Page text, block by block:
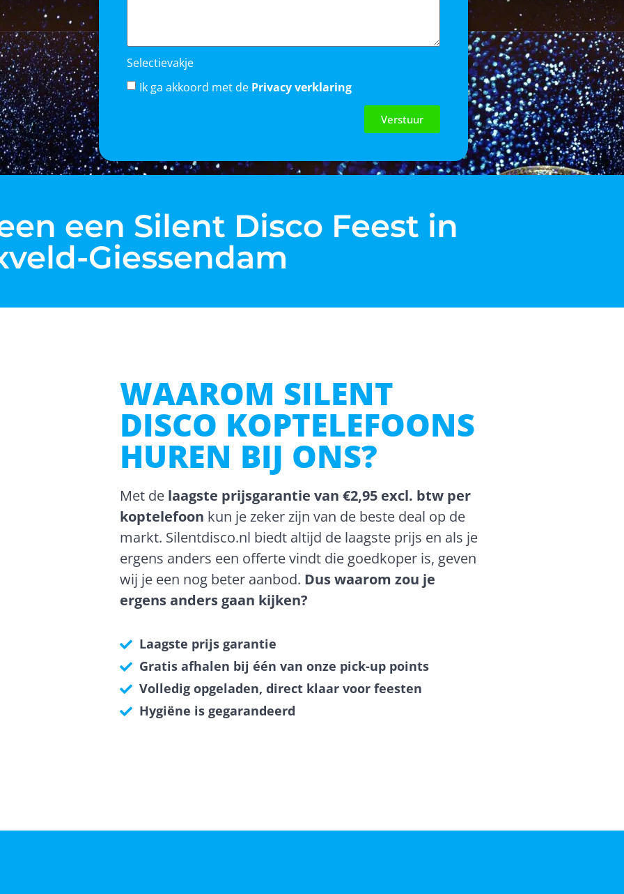
Selectievakje
Ik ga akkoord met de Privacy verklaring
Verstuur
een Silent Disco Feest in
Giessendam
WAAROM SILENT
DISCO KOPTELEFOONS
HUREN BIJ ONS?
Met de laagste prijsgarantie van €2,95 excl. btw per
koptelefoon kun je zeker zijn van de beste deal op de
markt. Silentdisco.nl biedt altijd de laagste prijs en als je
ergens anders een offerte vindt die goedkoper is, geven
wij je een nog beter aanbod. Dus waarom zou je
ergens anders gaan kijken?
Laagste prijs garantie
Gratis afhalen bij één van onze pick-up points
Volledig opgeladen, direct klaar voor feesten
Hygiëne is gegarandeerd